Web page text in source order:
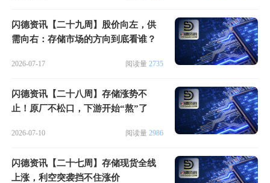
闪德资讯【二十九周】股价向左，供
需向右：存储市场的方向到底看谁？
2026-07-17 阅读量 2735
闪德资讯【二十八周】存储涨势不
止！原厂不松口，下游开始“熬”了
2026-07-10 阅读量 2986
闪德资讯【二十七周】存储现货全线
上涨，利空突袭挡不住涨价